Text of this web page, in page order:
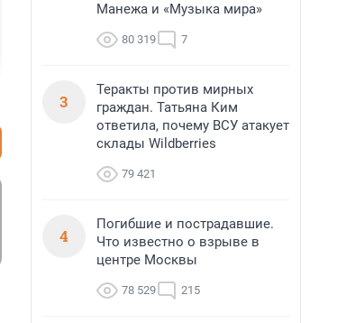
Манежа и «Музыка мира»
80 319 7
3
Теракты против мирных
граждан. Татьяна Ким
ответила, почему ВСУ атакует
склады Wildberries
79 421
4
Погибшие и пострадавшие.
Что известно о взрыве в
центре Москвы
78 529 215